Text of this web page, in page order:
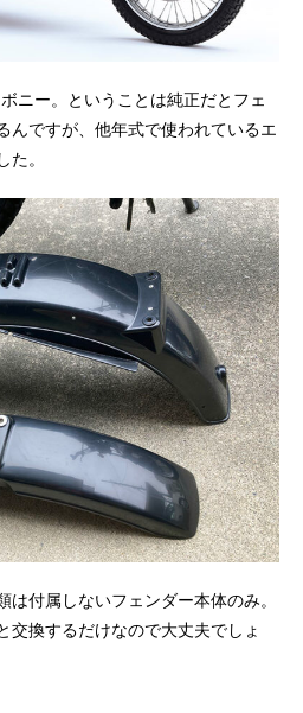
ニー。ということは純正だとフェ
んですが、他年式で使われているエ
た。
は付属しないフェンダー本体のみ。
交換するだけなので大丈夫でしょ